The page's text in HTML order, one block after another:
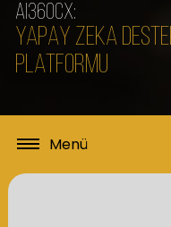
AI360CX:
YAPAY ZEKA
PLATFORMU